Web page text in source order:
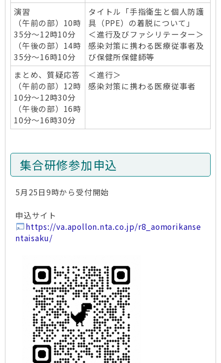
演習
（午前の部）10時
35分～12時10分
​（午後の部）14時
35分～16時10分
タイトル「手指衛生と個人防護
具（PPE）の着脱について」
＜進行及びファシリテーター＞
感染対策に携わる医療従事者及
び保健所保健師等
まとめ、質疑応答
（午前の部）12時
10分～12時30分
​（午後の部）16時
10分～16時30分
＜進行＞
感染対策に携わる医療従事者
集合研修参加申込
5月25日9時から受付開始
申込サイト
https://va.apollon.nta.co.jp/r8_aomorikanse
ntaisaku/